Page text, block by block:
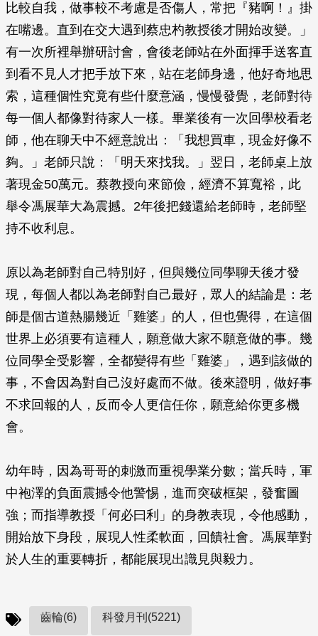
比較自我，做事較不考慮是否傷人，常把『豬啊！』掛
在嘴邊。直到在交大遇到蔡忠杓教授後才開始改變。」
有一次所裡舉辦研討會，會後老師站在外面揮手送客直
到看不見人才把手放下來，站在老師身邊，他好奇地思
索，這種個性究竟有些什麼意涵，慢慢發覺，老師對待
每一個人都像對待家人一樣。畢業後有一次回學校看老
師，他在聊天中不經意說出：「我想買車，現金好像不
夠。」老師只說：「明天來找我。」翌日，老師桌上放
著現金50萬元。蔡教授向來節儉，經濟不算寬裕，此
舉令馮展華大為震撼。2年後把錢還給老師時，老師堅
持不收利息。
原以為老師對自己特別好，但與幾位同學聊天後才發
現，每個人都以為老師對自己最好，眾人的結論是：老
師是個古道熱腸幾近「雞婆」的人，但也覺得，在這個
世界上必須要有這種人，願意做大家不願意做的事。幾
位同學全受影響，全都變得有些「雞婆」，遇到該做的
事，不會因為對自己沒好處而不做。後來證明，做好事
不求回報的人，反而令人更信任你，願意給你更多機
會。
幼年時，因為哥哥的刺激而重視學業分數；當兵時，軍
中袍澤的負面震撼令他警惕，進而突破框架，發奮圖
強；而指導教授「何必曰利」的身教表現，令他感動，
開始放下身段，展現人性柔軟面，回饋社會。馮展華對
於人生的重要轉折，都能展現出識見與毅力。
齒輪(6) 科發月刊(5221)